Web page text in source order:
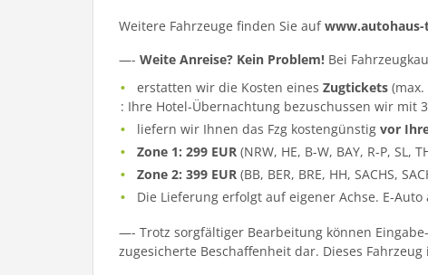
Weitere Fahrzeuge finden Sie auf
—- Weite Anreise? Kein Problem! Bei
erstatten wir die Kosten einesZugtickets
: Ihre Hotel-Übernachtung bezuschussen wir mit
liefern wir Ihnen das Fzg kostengünstigvor
Zone 1: 299 EUR (NRW, HE, B-W, BAY, R-P, SL,
Zone 2: 399 EUR (BB, BER, BRE, HH, SACHS,
Die Lieferung erfolgt auf eigener Achse. E-
—- Trotz sorgfältiger Bearbeitung können
zugesicherte Beschaffenheit dar. Dieses